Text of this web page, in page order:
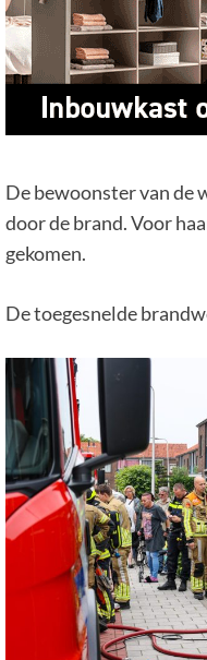
De bewoonster van de
door de brand. Voor
gekomen.
De toegesnelde